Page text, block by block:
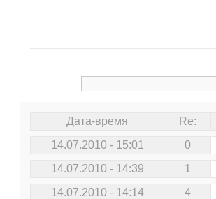
Дата-время Re:
14.07.2010 - 15:01
0
14.07.2010 - 14:39
1
14.07.2010 - 14:14
4